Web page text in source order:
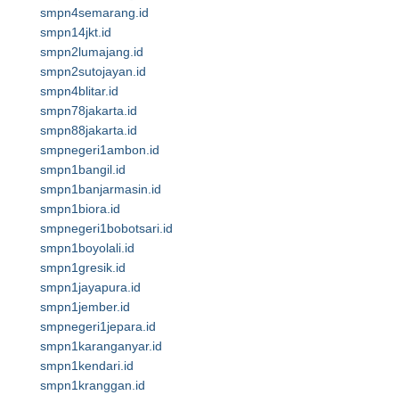
smpn4semarang.id
smpn14jkt.id
smpn2lumajang.id
smpn2sutojayan.id
smpn4blitar.id
smpn78jakarta.id
smpn88jakarta.id
smpnegeri1ambon.id
smpn1bangil.id
smpn1banjarmasin.id
smpn1biora.id
smpnegeri1bobotsari.id
smpn1boyolali.id
smpn1gresik.id
smpn1jayapura.id
smpn1jember.id
smpnegeri1jepara.id
smpn1karanganyar.id
smpn1kendari.id
smpn1kranggan.id